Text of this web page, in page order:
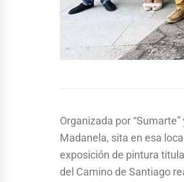
Organizada por
Madanela, sita en esa
exposición de pintura
del Camino de Santiago